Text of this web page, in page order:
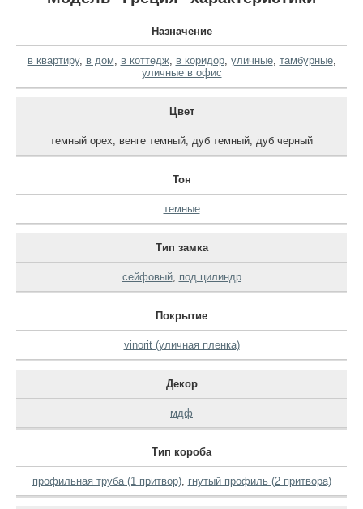
Назначение
в квартиру, в дом, в коттедж, в коридор, уличные, тамбурные,
уличные в офис
Цвет
темный орех, венге темный, дуб темный, дуб черный
Тон
темные
Тип замка
сейфовый, под цилиндр
Покрытие
vinorit (уличная пленка)
Декор
мдф
Тип короба
профильная труба (1 притвор), гнутый профиль (2 притвора)